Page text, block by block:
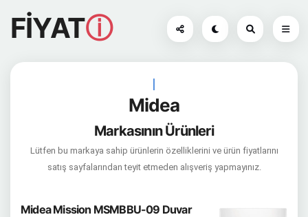
FİYATⓘ
|
Midea
Markasının Ürünleri
Lütfen bu markaya sahip ürünlerin özelliklerini ve ürün fiyatlarını
satış sayfalarından teyit etmeden alışveriş yapmayınız.
Midea Mission MSMBBU-09 Duvar